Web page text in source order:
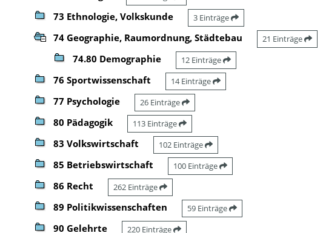
73 Ethnologie, Volkskunde 3 Einträge
74 Geographie, Raumordnung, Städtebau 21 Einträge
74.80 Demographie 12 Einträge
76 Sportwissenschaft 14 Einträge
77 Psychologie 26 Einträge
80 Pädagogik 113 Einträge
83 Volkswirtschaft 102 Einträge
85 Betriebswirtschaft 100 Einträge
86 Recht 262 Einträge
89 Politikwissenschaften 59 Einträge
90 Gelehrte 220 Einträge